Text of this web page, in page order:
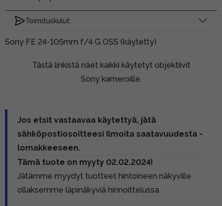
Toimituskulut:
Sony FE 24-105mm f/4 G OSS (käytetty)
Tästä linkistä näet kaikki käytetyt objektiivit
Sony kameroille.
Jos etsit vastaavaa käytettyä, jätä
sähköpostiosoitteesi Ilmoita saatavuudesta -
lomakkeeseen.
Tämä tuote on myyty 02.02.2024!
Jätämme myydyt tuotteet hintoineen näkyville
ollaksemme läpinäkyviä hinnoittelussa.